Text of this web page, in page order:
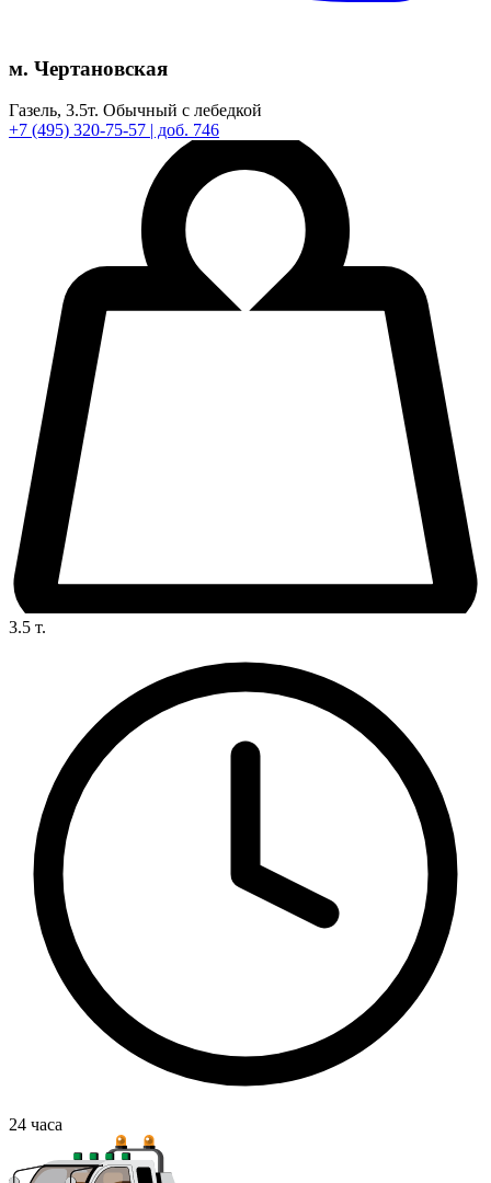
м. Чертановская
Газель, 3.5т. Обычный с лебедкой
+7 (495) 320-75-57 | доб. 746
3.5 т.
24 часа